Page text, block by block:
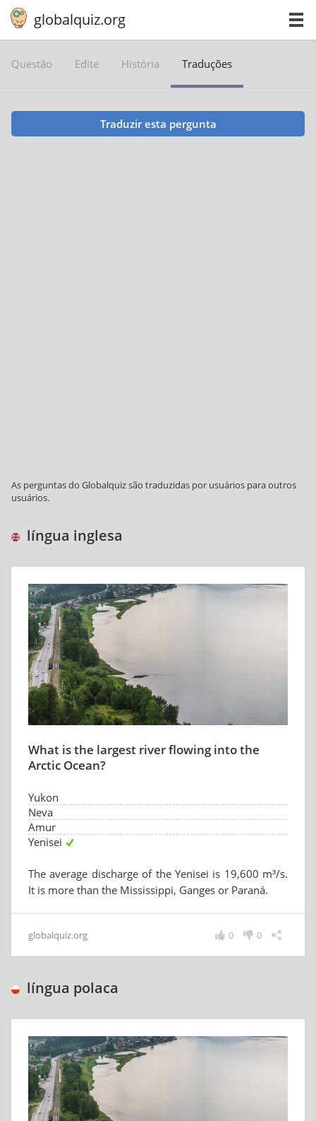
globalquiz.org
Questão Edite História Traduções
Traduzir esta pergunta
As perguntas do Globalquiz são traduzidas por usuários para outros
usuários.
língua inglesa
What is the largest river flowing into the
Arctic Ocean?
Yukon
Neva
Amur
Yenisei
The average discharge of the Yenisei is 19,600 m³/s.
It is more than the Mississippi, Ganges or Paraná.
globalquiz.org 0
0
língua polaca